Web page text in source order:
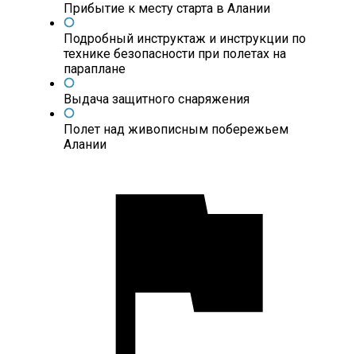
Прибытие к месту старта в Алании
Подробный инструктаж и инструкции по
технике безопасности при полетах на
параплане
Выдача защитного снаряжения
Полет над живописным побережьем
Алании